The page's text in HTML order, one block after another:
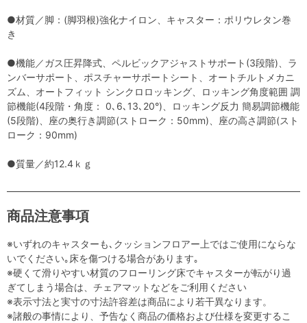
●材質／脚：(脚羽根)強化ナイロン、キャスター：ポリウレタン巻
き
●機能／ガス圧昇降式、ペルビックアジャストサポート(3段階)、ラ
ンバーサポート、ポスチャーサポートシート、オートチルトメカニ
ズム、オートフィット シンクロロッキング、ロッキング角度範囲 調
節機能(4段階・角度： 0､6､13､20°)、ロッキング反力 簡易調節機能
(5段階)、座の奥行き調節(ストローク：50mm)、座の高さ調節(スト
ローク：90mm)
●質量／約12.4ｋｇ
商品注意事項
※いずれのキャスターも､クッションフロアー上ではご使用にならな
いでください｡床を傷つける場合があります｡
※硬くて滑りやすい材質のフローリング床でキャスターが転がり過
ぎてしまう場合は、チェアマットなどをご利用ください
※表示寸法と実寸の寸法許容差は商品により若干異なります。
※諸般の事情により、予告なく商品の価格および仕様を変更するこ